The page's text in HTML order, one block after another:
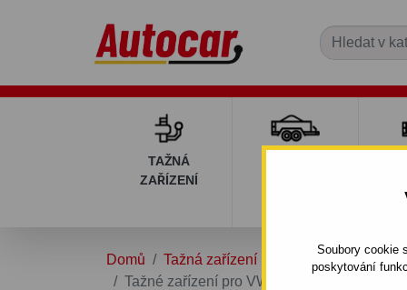
Soubory cookie
poskytování
TAŽNÁ
ZAŘÍZENÍ
Domů Tažná zařízení VOLKSWAGEN
Tažné zařízení pro VW Sharan